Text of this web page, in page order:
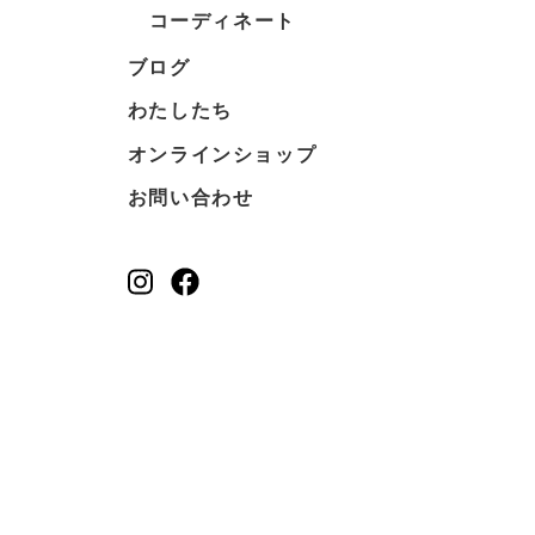
コーディネート
ブログ
わたしたち
オンラインショップ
お問い合わせ